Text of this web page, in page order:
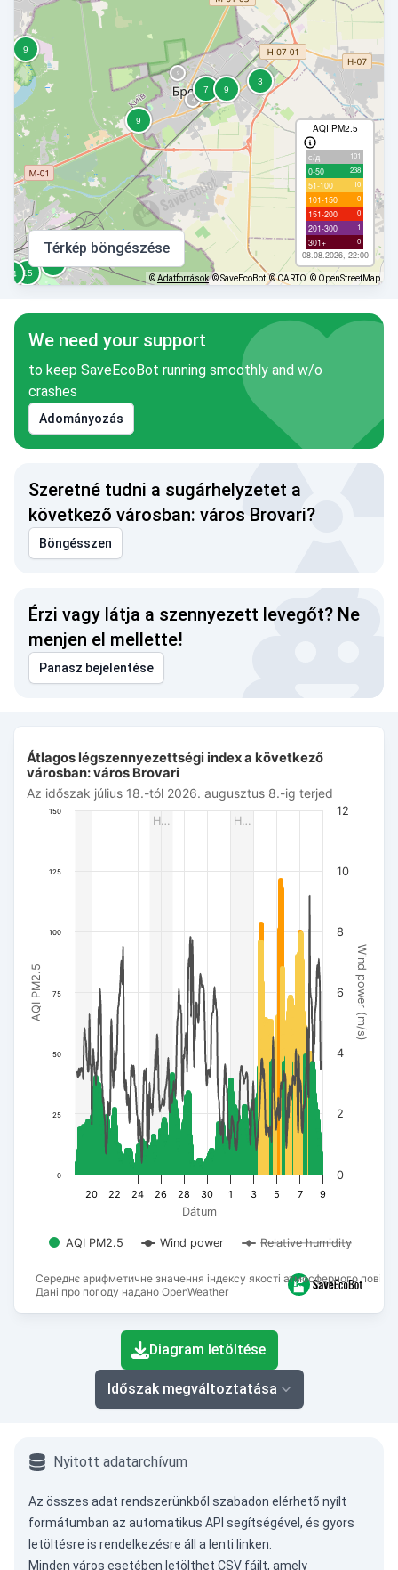
AQI PM2.5
с/д 101
0-50 238
51-100 10
101-150 0
151-200 0
201-300 1
301+ 0
08.08.2026, 22:00
Térkép böngészése
©Adatforrások © SaveEcoBot © CARTO © OpenStreetMap
We need your support
to keep SaveEcoBot running smoothly and w/o
crashes
Adományozás
Szeretné tudni a sugárhelyzetet a
következő városban: város Brovari?
Böngésszen
Érzi vagy látja a szennyezett levegőt? Ne
menjen el mellette!
Panasz bejelentése
Combination chart with 3 data series.
Az időszak július 18.-tól 2026. augusztus 8.-ig terjed
The chart has 1 X axis displaying Dátum. Data ranges from
The chart has 3 Y axes displaying AQI PM2.5, Wind power
Середнє арифметичне значення індексу якості атмосферного
Дані про погоду надано OpenWeather
H…
H…
Dátum
AQI PM2.5 Wind power (m/s)
Átlagos légszennyezettségi index a következő
városban: város Brovari
Az időszak július 18.-tól 2026. augusztus 8.-ig terjed
AQI PM2.5 Wind power Relative humidity
20 22 24 26 28 30 1 3 5 7 9
0
25
50
75
100
125
150
0
2
4
6
8
10
12
End of interactive chart.
Diagram letöltése
Időszak megváltoztatása
Nyitott adatarchívum
Az összes adat rendszerünkből szabadon elérhető nyílt
formátumban az automatikus API segítségével, és gyors
letöltésre is rendelkezésre áll a lenti linken.
Minden város esetében letölthet CSV fájlt, amely